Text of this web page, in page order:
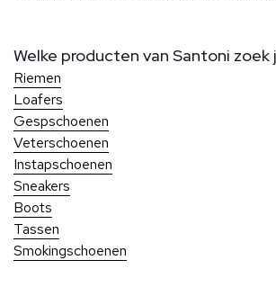
Welke producten van Santoni zoek
Riemen
Loafers
Gespschoenen
Veterschoenen
Instapschoenen
Sneakers
Boots
Tassen
Smokingschoenen